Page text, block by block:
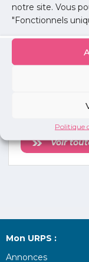
notre site. Vous
"Fonctionnels
Politique
Partager cet
Voir
Mon URPS :
Annonces